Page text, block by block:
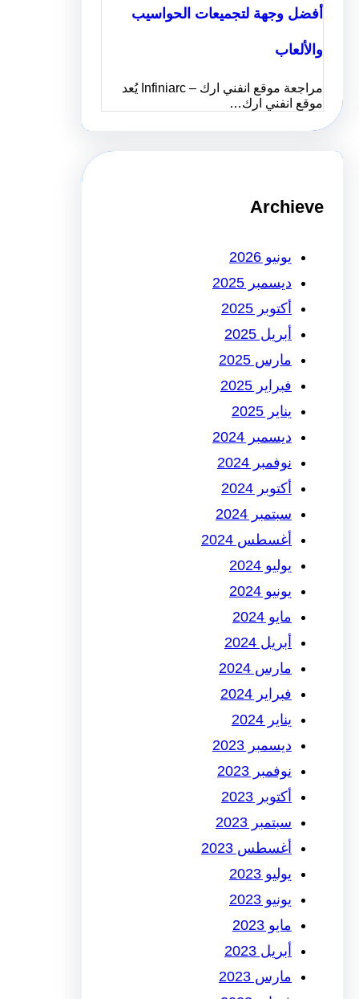
أفضل وجهة لتجميعات الحواسيب
والألعاب
مراجعة موقع انفني ارك – Infiniarc يُعد
موقع انفني ارك…
Archieve
يونيو 2026
ديسمبر 2025
أكتوبر 2025
أبريل 2025
مارس 2025
فبراير 2025
يناير 2025
ديسمبر 2024
نوفمبر 2024
أكتوبر 2024
سبتمبر 2024
أغسطس 2024
يوليو 2024
يونيو 2024
مايو 2024
أبريل 2024
مارس 2024
فبراير 2024
يناير 2024
ديسمبر 2023
نوفمبر 2023
أكتوبر 2023
سبتمبر 2023
أغسطس 2023
يوليو 2023
يونيو 2023
مايو 2023
أبريل 2023
مارس 2023